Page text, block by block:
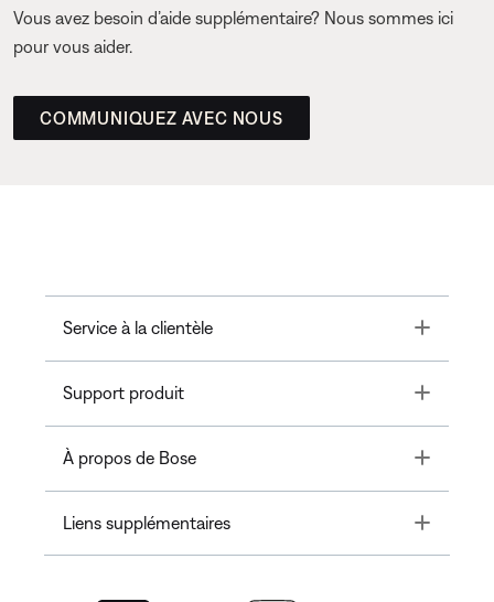
Vous avez besoin d’aide supplémentaire? Nous sommes ici
pour vous aider.
COMMUNIQUEZ AVEC NOUS
Service à la clientèle Toggle
Support produit Toggle
À propos de Bose Toggle
Liens supplémentaires Toggle